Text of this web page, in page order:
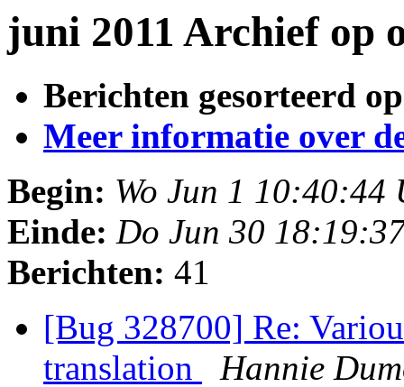
juni 2011 Archief op
Berichten gesorteerd
Meer informatie over
Begin: Wo Jun 1 10:40:44
Einde: Do Jun 30
Berichten: 41
[Bug 328700] Re:
translation
Hannie